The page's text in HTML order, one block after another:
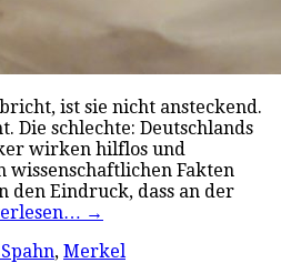
ist sie nicht ansteckend.
Die schlechte: Deutschlands
wirken hilflos und
Fakten
den Eindruck, dass an der
→
, Merkel